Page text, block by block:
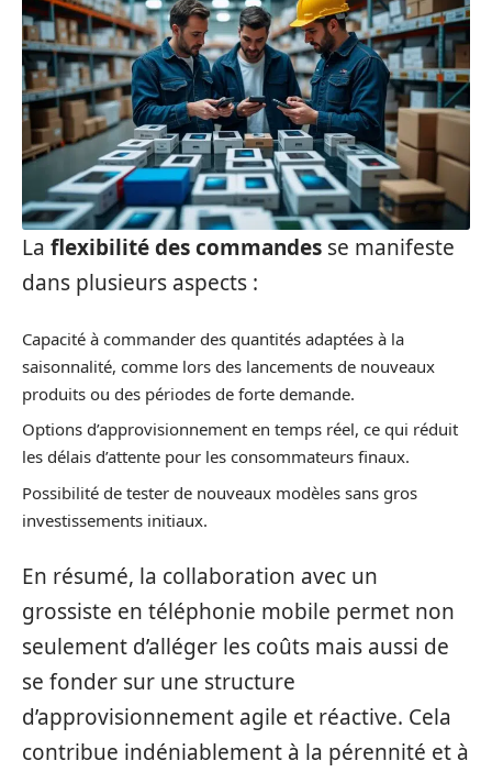
La flexibilité des commandes se manifeste
dans plusieurs aspects :
Capacité à commander des quantités adaptées à la
saisonnalité, comme lors des lancements de nouveaux
produits ou des périodes de forte demande.
Options d’approvisionnement en temps réel, ce qui réduit
les délais d’attente pour les consommateurs finaux.
Possibilité de tester de nouveaux modèles sans gros
investissements initiaux.
En résumé, la collaboration avec un
grossiste en téléphonie mobile permet non
seulement d’alléger les coûts mais aussi de
se fonder sur une structure
d’approvisionnement agile et réactive. Cela
contribue indéniablement à la pérennité et à